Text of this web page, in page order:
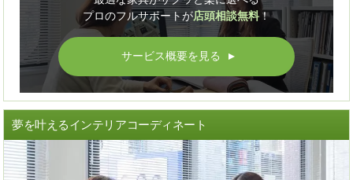
プロのフルサポートが店頭相談無料！
サービス概要を見る ▲
夢を叶えるインテリアコーディネート